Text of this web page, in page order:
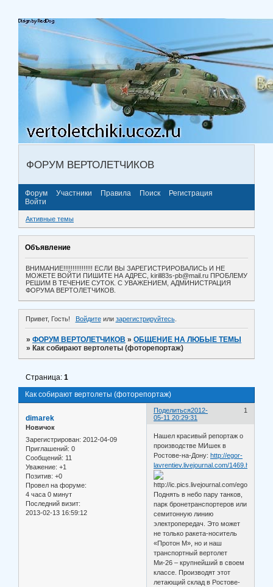
ФОРУМ ВЕРТОЛЕТЧИКОВ
Форум Участники Правила Поиск
Регистрация
Войти
Активные темы
Объявление
ВНИМАНИЕ!!!!!!!!!!!!!!!! ЕСЛИ ВЫ ЗАРЕГИСТРИРОВАЛИСЬ И НЕ
МОЖЕТЕ ВОЙТИ ПИШИТЕ НА АДРЕС, kirill83s-pb@mail.ru ПРОБЛЕМУ
РЕШИМ В ТЕЧЕНИЕ СУТОК. С УВАЖЕНИЕМ, АДМИНИСТРАЦИЯ
ФОРУМА ВЕРТОЛЕТЧИКОВ.
Привет, Гость! Войдитеили зарегистрируйтесь.
»ФОРУМ ВЕРТОЛЕТЧИКОВ »ОБЩЕНИЕ НА ЛЮБЫЕ ТЕМЫ
» Как собирают вертолеты (фоторепортаж)
Как собирают вертолеты (фоторепортаж)
Страница:1
Поделиться 1
2012-
05-11 20:29:31
dimarek
Новичок
Зарегистрирован: 2012-04-09
Приглашений: 0
Сообщений: 11
Уважение: +1
Позитив: +0
Провел на форуме:
4 часа 0 минут
Последний визит:
2013-02-13 16:59:12
Нашел красивый репортаж о
производстве МИшек в
Ростове-на-Дону:http://egor-
lavrentiev.livejournal.com/1469.html
Поднять в небо пару танков,
парк бронетранспортеров или
семитонную линию
электропередач. Это может
не только ракета-носитель
«Протон М», но и наш
транспортный вертолет
Ми-26 – крупнейший в своем
классе. Производят этот
летающий склад в Ростове-